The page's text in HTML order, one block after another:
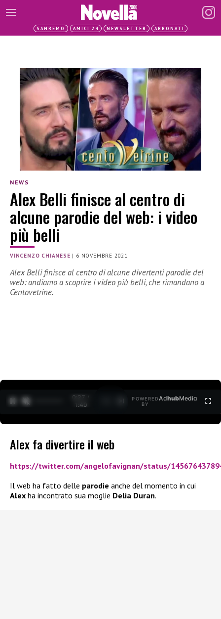
SANREMO AMICI 24 NEWSLETTER ABBONATI
NEWS
Alex Belli finisce al centro di
alcune parodie del web: i video
più belli
VINCENZO CHIANESE | 6 NOVEMBRE 2021
Alex Belli finisce al centro di alcune divertenti parodie del
web: andiamo a scoprire i video più belli, che rimandano a
Centovetrine.
0:27 /
1:40
POWERED
BY
AdhubMedia
Alex fa divertire il web
https://twitter.com/angelofavignan/status/
Il web ha fatto delle parodie anche del momento in cui
Alex ha incontrato sua moglie Delia Duran.